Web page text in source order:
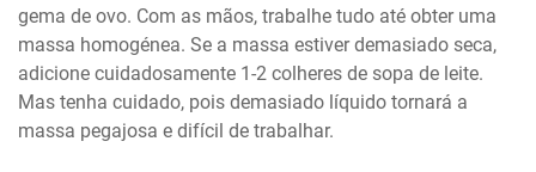
gema de ovo. Com as mãos, trabalhe tudo até obter uma
massa homogénea. Se a massa estiver demasiado seca,
adicione cuidadosamente 1-2 colheres de sopa de leite.
Mas tenha cuidado, pois demasiado líquido tornará a
massa pegajosa e difícil de trabalhar.